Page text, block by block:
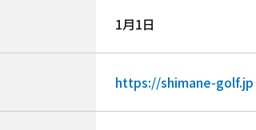
1月1日
https://shimane-golf.jp